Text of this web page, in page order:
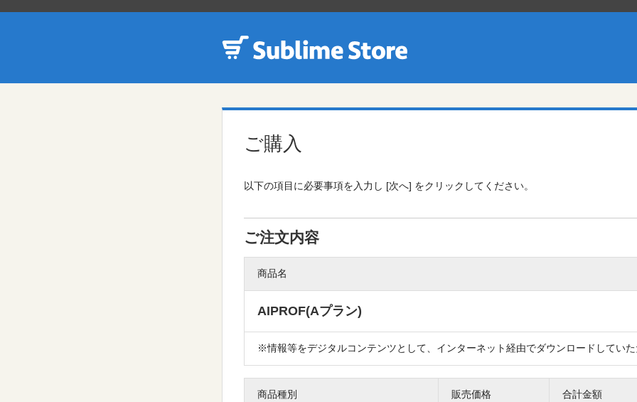
ご購入
以下の項目に必要事項を入力し [次へ] をクリックしてください。
ご注文内容
商品名
AIPROF(Aプラン)
※情報等をデジタルコンテンツとして、インターネット経由でダウンロードしてい
商品種別 販売価格 合計金額